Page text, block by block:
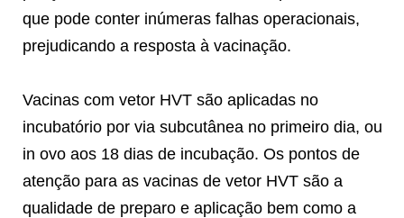
que pode conter inúmeras falhas operacionais,
prejudicando a resposta à vacinação.
Vacinas com vetor HVT são aplicadas no
incubatório por via subcutânea no primeiro dia, ou
in ovo aos 18 dias de incubação. Os pontos de
atenção para as vacinas de vetor HVT são a
qualidade de preparo e aplicação bem como a